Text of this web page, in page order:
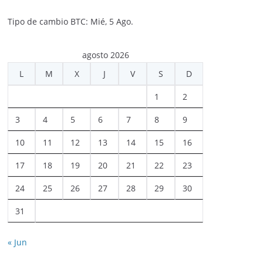
Tipo de cambio BTC: Mié, 5 Ago.
agosto 2026
L
M X J V S D
1 2
3 4 5 6 7 8 9
10 11 12 13 14 15 16
17 18 19 20 21 22 23
24 25 26 27 28 29 30
31
« Jun